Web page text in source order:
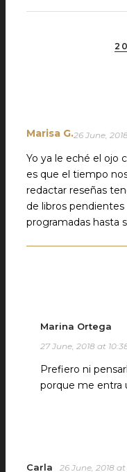
Marisa G.26 June,
Yo ya le eché el ojo
es que el tiempo
redactar reseñas
de libros pendientes
programadas hasta
Marina Ortega
27 June, 2018 at
Prefiero ni
porque me entra
Carla 26 June, 2018